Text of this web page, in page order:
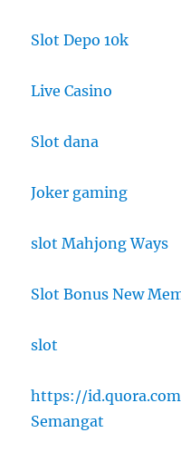
Slot Depo 10k
Live Casino
Slot dana
Joker gaming
slot Mahjong Ways
Slot Bonus New
slot
https://
Semangat